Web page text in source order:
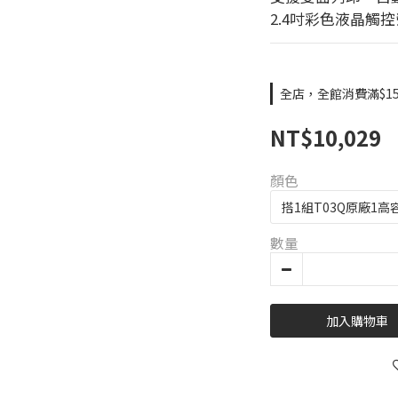
2.4吋彩色液晶觸
全店，全館消費滿
NT$10,029
顏色
數量
加入購物車